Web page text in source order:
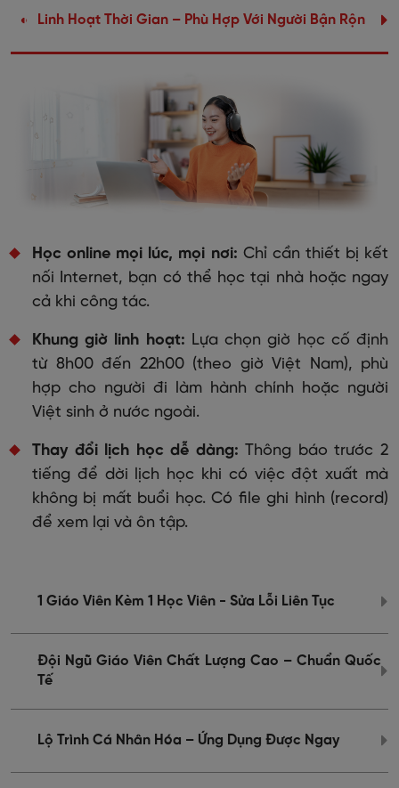
1 Linh Hoạt Thời Gian – Phù Hợp Với Người Bận Rộn
Học online mọi lúc, mọi nơi: Chỉ cần thiết bị kết
nối Internet, bạn có thể học tại nhà hoặc ngay
cả khi công tác.
Khung giờ linh hoạt: Lựa chọn giờ học cố định
từ 8h00 đến 22h00 (theo giờ Việt Nam), phù
hợp cho người đi làm hành chính hoặc người
Việt sinh ở nước ngoài.
Thay đổi lịch học dễ dàng: Thông báo trước 2
tiếng để dời lịch học khi có việc đột xuất mà
không bị mất buổi học. Có file ghi hình (record)
để xem lại và ôn tập.
1 Giáo Viên Kèm 1 Học Viên - Sửa Lỗi Liên Tục
Đội Ngũ Giáo Viên Chất Lượng Cao – Chuẩn Quốc
Tế
Lộ Trình Cá Nhân Hóa – Ứng Dụng Được Ngay